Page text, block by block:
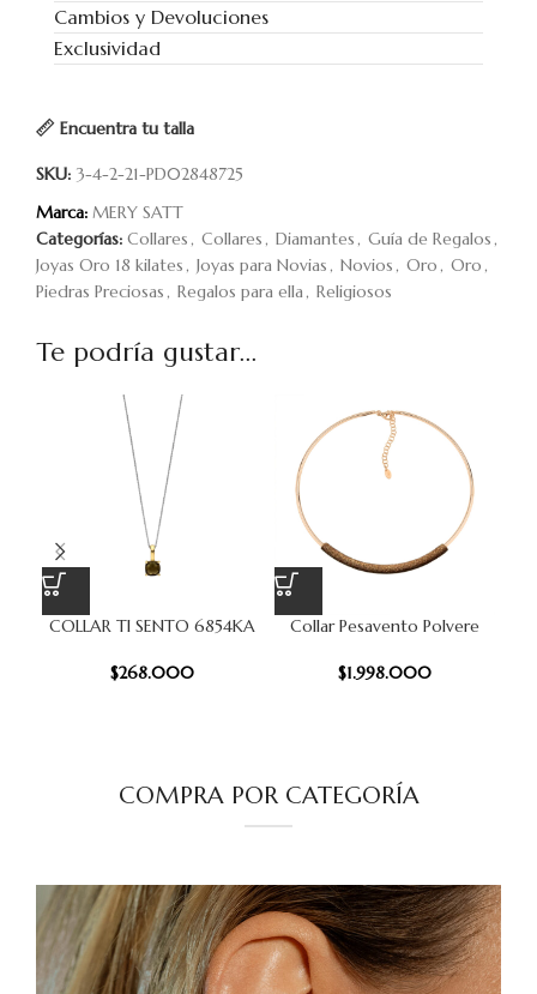
Encuentra tu talla
Cambios y Devoluciones
Exclusividad
SKU: 3-4-2-21-PD02848725
Categorías: Collares, Collares, Diamantes, Guía de Regalos,
Joyas Oro 18 kilates, Joyas para Novias, Novios, Oro, Oro,
Piedras Preciosas, Regalos para ella, Religiosos
Marca: MERY SATT
Te podría gustar...
COLLAR TI SENTO 6854KA
$268.000
Collar Pesavento Polvere
$1.998.000
COMPRA POR CATEGORÍA